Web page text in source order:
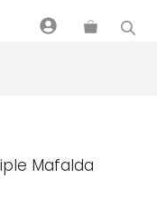
Mafalda